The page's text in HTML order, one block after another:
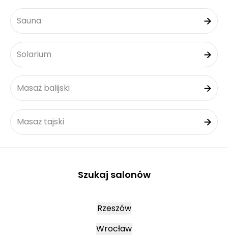
Sauna
Solarium
Masaż balijski
Masaż tajski
Szukaj salonów
Rzeszów
Wrocław